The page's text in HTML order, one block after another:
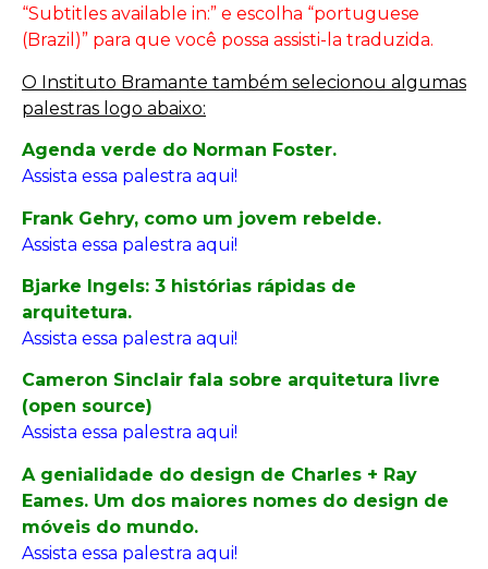
“Subtitles available in:” e escolha “portuguese
(Brazil)” para que você possa assisti-la traduzida.
O Instituto Bramante também selecionou algumas
palestras logo abaixo:
Agenda verde do Norman Foster.
Assista essa palestra aqui!
Frank Gehry, como um jovem rebelde.
Assista essa palestra aqui!
Bjarke Ingels: 3 histórias rápidas de
arquitetura.
Assista essa palestra aqui!
Cameron Sinclair fala sobre arquitetura livre
(open source)
Assista essa palestra aqui!
A genialidade do design de Charles + Ray
Eames. Um dos maiores nomes do design de
móveis do mundo.
Assista essa palestra aqui!